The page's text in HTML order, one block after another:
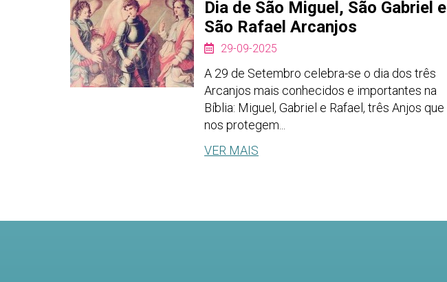
Dia de São Miguel, São Gabriel e
São Rafael Arcanjos
29-09-2025
A 29 de Setembro celebra-se o dia dos três
Arcanjos mais conhecidos e importantes na
Bíblia: Miguel, Gabriel e Rafael, três Anjos que
nos protegem...
VER MAIS